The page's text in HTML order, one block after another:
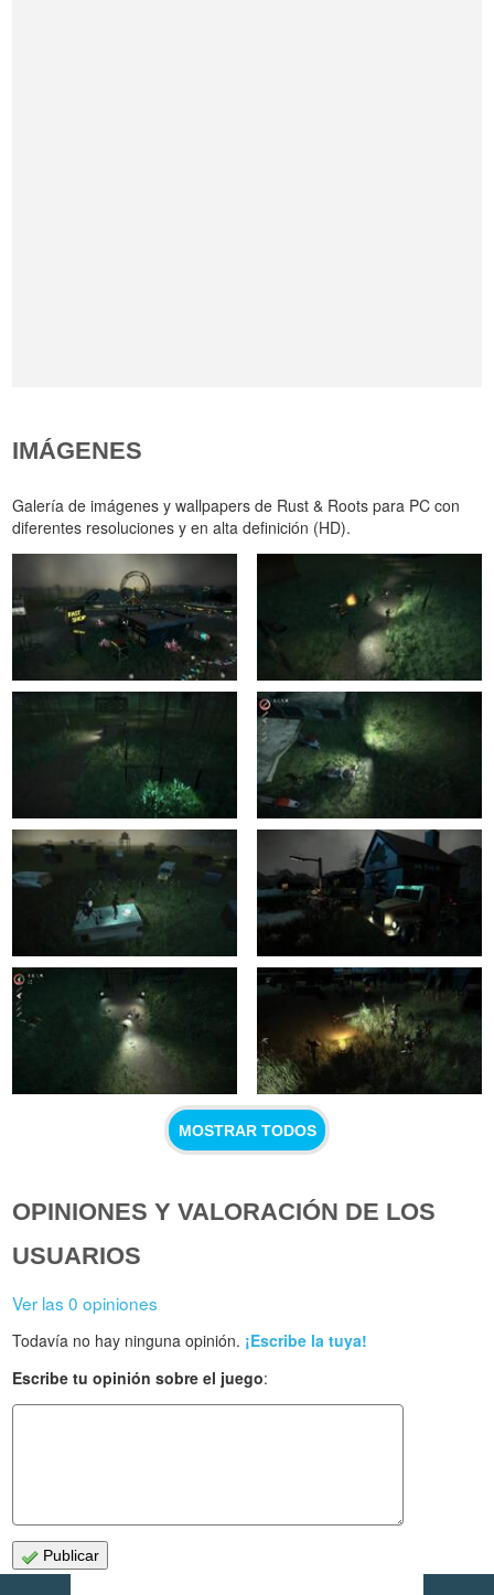
IMÁGENES
Galería de imágenes y wallpapers de Rust & Roots para PC con
diferentes resoluciones y en alta definición (HD).
MOSTRAR TODOS
OPINIONES Y VALORACIÓN DE LOS
USUARIOS
Ver las 0 opiniones
Todavía no hay ninguna opinión. ¡Escribe la tuya!
Escribe tu opinión sobre el juego:
Publicar